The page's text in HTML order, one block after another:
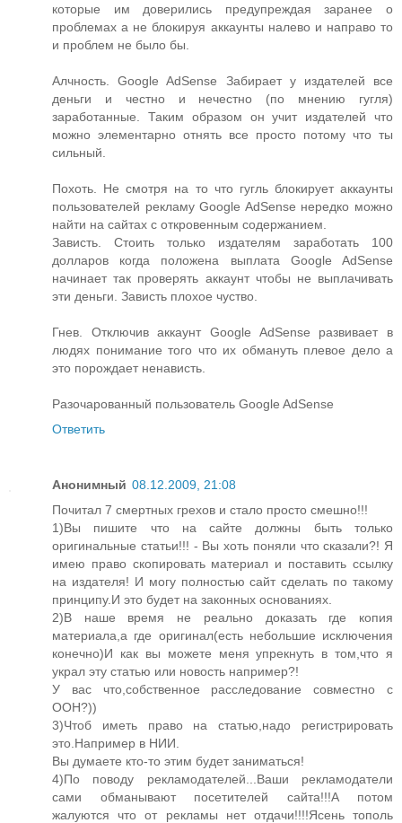
которые им доверились предупреждая заранее о
проблемах а не блокируя аккаунты налево и направо то
и проблем не было бы.
Алчность. Google AdSense Забирает у издателей все
деньги и честно и нечестно (по мнению гугля)
заработанные. Таким образом он учит издателей что
можно элементарно отнять все просто потому что ты
сильный.
Похоть. Не смотря на то что гугль блокирует аккаунты
пользователей рекламу Google AdSense нередко можно
найти на сайтах с откровенным содержанием.
Зависть. Стоить только издателям заработать 100
долларов когда положена выплата Google AdSense
начинает так проверять аккаунт чтобы не выплачивать
эти деньги. Зависть плохое чуство.
Гнев. Отключив аккаунт Google AdSense развивает в
людях понимание того что их обмануть плевое дело а
это порождает ненависть.
Разочарованный пользователь Google AdSense
Ответить
Анонимный 08.12.2009, 21:08
Почитал 7 смертных грехов и стало просто смешно!!!
1)Вы пишите что на сайте должны быть только
оригинальные статьи!!! - Вы хоть поняли что сказали?! Я
имею право скопировать материал и поставить ссылку
на издателя! И могу полностью сайт сделать по такому
принципу.И это будет на законных основаниях.
2)В наше время не реально доказать где копия
материала,а где оригинал(есть небольшие исключения
конечно)И как вы можете меня упрекнуть в том,что я
украл эту статью или новость например?!
У вас что,собственное расследование совместно с
ООН?))
3)Чтоб иметь право на статью,надо регистрировать
это.Например в НИИ.
Вы думаете кто-то этим будет заниматься!
4)По поводу рекламодателей...Ваши рекламодатели
сами обманывают посетителей сайта!!!А потом
жалуются что от рекламы нет отдачи!!!!Ясень тополь